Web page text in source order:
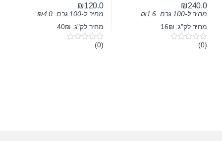
₪240.0
מחיר ל-100 גרם: ₪1.6
מחיר לק"ג: 16₪
0(0)
₪120.0
מחיר ל-100 גרם: ₪4.0
מחיר לק"ג: 40₪
0(0)